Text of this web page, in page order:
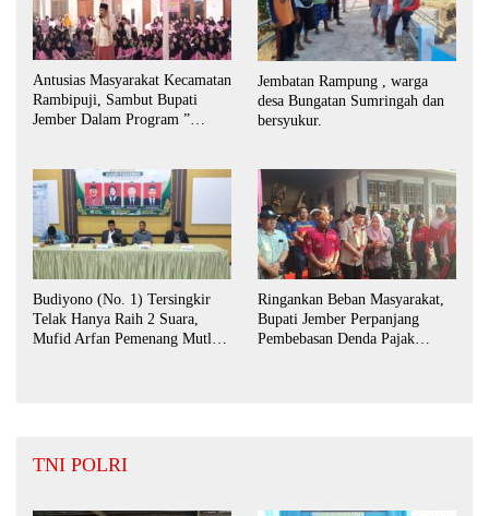
Antusias Masyarakat Kecamatan
Rambipuji, Sambut Bupati
Jember Dalam Program ”
Jembatan Rampung , warga
desa Bungatan Sumringah dan
bersyukur.
Budiyono (No. 1) Tersingkir
Telak Hanya Raih 2 Suara,
Mufid Arfan Pemenang Mutlak
Ringankan Beban Masyarakat,
Bupati Jember Perpanjang
Pembebasan Denda Pajak
TNI POLRI